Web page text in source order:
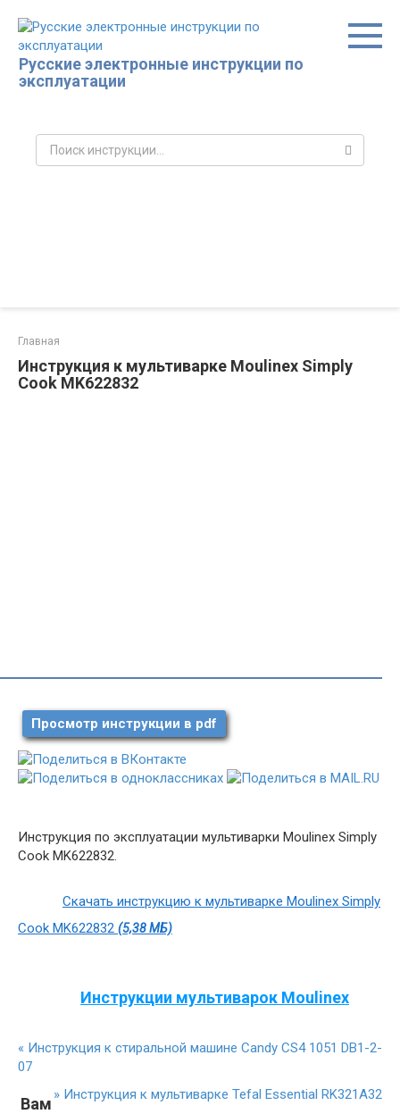
контенту
Русские электронные инструкции по
эксплуатации
Поиск:
Главная
Инструкция к мультиварке Moulinex Simply
Cook MK622832
Просмотр инструкции в pdf
Инструкция по эксплуатации мультиварки Moulinex Simply
Cook MK622832.
Скачать инструкцию к мультиварке Moulinex Simply
Cook MK622832 (5,38 МБ)
Инструкции мультиварок Moulinex
« Инструкция к стиральной машине Candy CS4 1051 DB1-2-
07
» Инструкция к мультиварке Tefal Essential RK321A32
Вам